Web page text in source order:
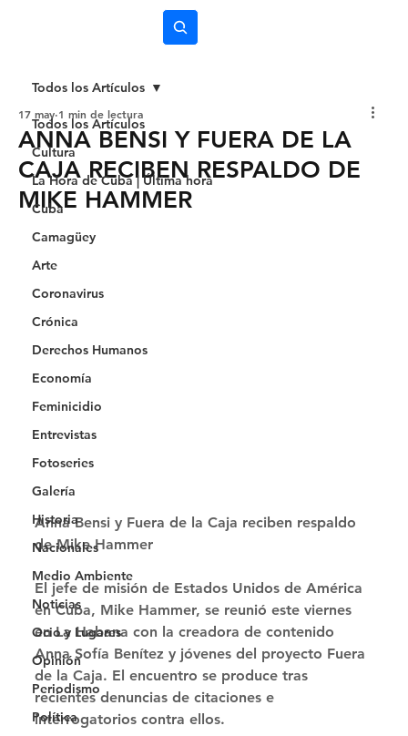
Todos los Artículos
Cultura
La Hora de Cuba | Última hora
Cuba
Camagüey
Arte
Coronavirus
Crónica
Derechos Humanos
Economía
Feminicidio
Entrevistas
Fotoseries
Galería
Historia
Nacionales
Medio Ambiente
Noticias
Ocio y Lugares
Opinión
Periodismo
Política
Todos los Artículos
ANNA BENSI Y FUERA DE LA
CAJA RECIBEN RESPALDO DE
MIKE HAMMER
17 may 1 min de lectura
Anna Bensi y Fuera de la Caja reciben respaldo
de Mike Hammer
El jefe de misión de Estados Unidos de América
en Cuba, Mike Hammer, se reunió este viernes
en La Habana con la creadora de contenido
Anna Sofía Benítez y jóvenes del proyecto Fuera
de la Caja. El encuentro se produce tras
recientes denuncias de citaciones e
interrogatorios contra ellos.